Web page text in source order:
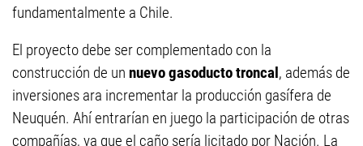
fundamentalmente a Chile.
El proyecto debe ser complementado con la
construcción de un nuevo gasoducto troncal, además de
inversiones ara incrementar la producción gasífera de
Neuquén. Ahí entrarían en juego la participación de otras
compañías, ya que el caño sería licitado por Nación. La